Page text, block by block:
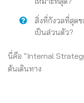
สิ่งที่กังวลที่สุดข
เป็นส่วนตัว?
นี่คือ “Internal
ต้นเดินทาง